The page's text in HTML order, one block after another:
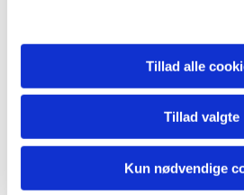
Tillad alle
Tillad valgte
Kun nødvendige
Kim Gilling Hansen.
Mail: kgh@km.dk